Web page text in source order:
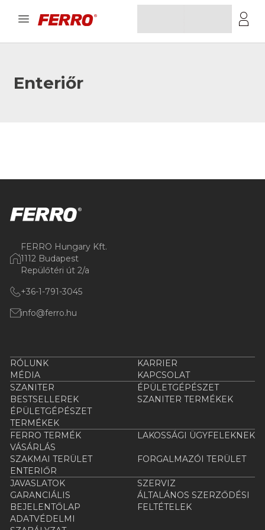
Enteriőr
FERRO Hungary Kft.
1112 Budapest
Repülőtéri út 2/a
+36-1-791-3045
info@ferro.hu
RÓLUNK
KARRIER
MÉDIA
KAPCSOLAT
SZANITER
ÉPÜLETGÉPÉSZET
BESTSELLEREK
SZANITER TERMÉKEK
ÉPÜLETGÉPÉSZET
TERMÉKEK
FERRO TERMÉK
VÁSÁRLÁS
LAKOSSÁGI ÜGYFELEKNEK
SZAKMAI TERÜLET
FORGALMAZÓI TERÜLET
ENTERIŐR
JAVASLATOK
SZERVIZ
GARANCIÁLIS
BEJELENTŐLAP
ÁLTALÁNOS SZERZŐDÉSI
FELTÉTELEK
ADATVÉDELMI